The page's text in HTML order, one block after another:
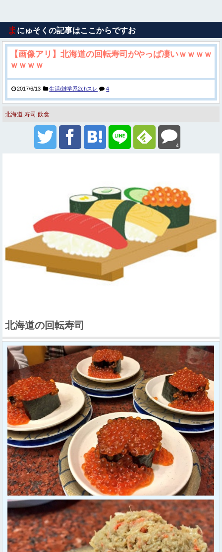
ま にゅそくの記事はここからですお
【画像アリ】北海道の回転寿司がやっぱ凄いｗｗｗｗ
ｗｗｗｗ
2017/6/13 生活/雑学系2chスレ 4
北海道 寿司 飲食
4
北海道の回転寿司